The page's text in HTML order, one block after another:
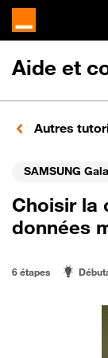
Aide et
Autres
SAMSUNG
Choisir la
données
6 étapes